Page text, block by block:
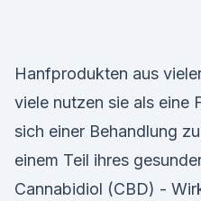
Hanfprodukten aus
viele nutzen sie als eine
sich einer Behandlung
einem Teil ihres
Cannabidiol (CBD) -